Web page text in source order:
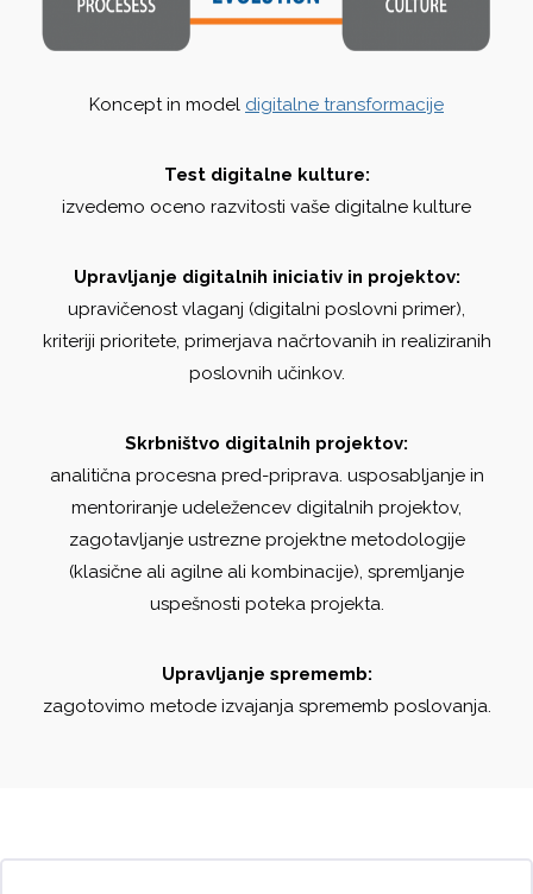
Koncept in model digitalne transformacije
Test digitalne kulture:
izvedemo oceno razvitosti vaše digitalne kulture
Upravljanje digitalnih iniciativ in projektov:
upravičenost vlaganj (digitalni poslovni primer),
kriteriji prioritete, primerjava načrtovanih in realiziranih
poslovnih učinkov.
Skrbništvo digitalnih projektov:
analitična procesna pred-priprava. usposabljanje in
mentoriranje udeležencev digitalnih projektov,
zagotavljanje ustrezne projektne metodologije
(klasične ali agilne ali kombinacije), spremljanje
uspešnosti poteka projekta.
Upravljanje sprememb:
zagotovimo metode izvajanja sprememb poslovanja.